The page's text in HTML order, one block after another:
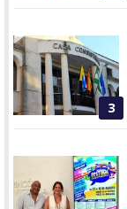
3